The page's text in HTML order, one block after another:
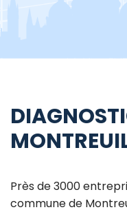
Près de 3000
commune de